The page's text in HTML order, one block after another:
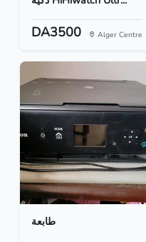
DA3500 Alger Centre
طابعة